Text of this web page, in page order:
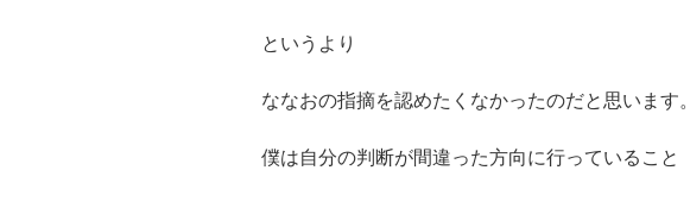
というより
ななおの指摘を認めたくなかったのだと思います。
僕は自分の判断が間違った方向に行っていること